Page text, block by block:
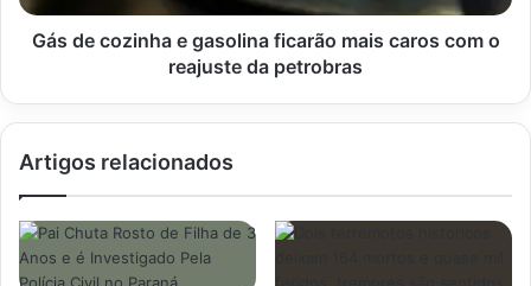
com
Gás de cozinha e gasolina ficarão mais caros com o
reajuste da petrobras
Artigos relacionados